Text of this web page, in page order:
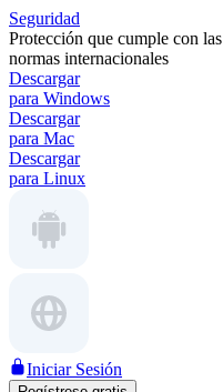
Seguridad
Protección que cumple con las
normas internacionales
Descargar
para Windows
Descargar
para Mac
Descargar
para Linux
Iniciar Sesión